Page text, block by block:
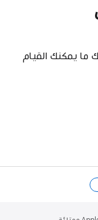
ما يمكنك القيام